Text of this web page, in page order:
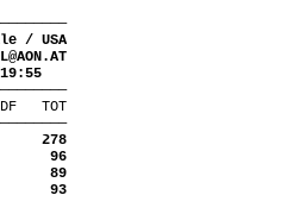
/ USA
DF
TOT
278
96
89
93